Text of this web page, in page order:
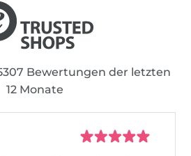
Bewertungen der letzten
12 Monate